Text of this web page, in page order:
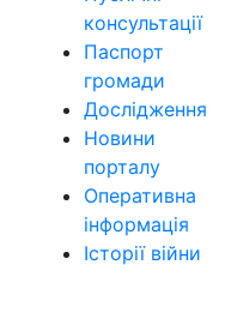
консультації
Паспорт
громади
Дослідження
Новини
порталу
Оперативна
інформація
Історії війни